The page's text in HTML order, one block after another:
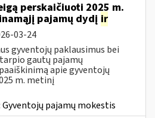
perskaičiuoti 2025 m.
pajamų dydį ir
03-24
gyventojų paklausimus bei
gautų pajamų
apie gyventojų
m. metinį
Gyventojų pajamų mokestis